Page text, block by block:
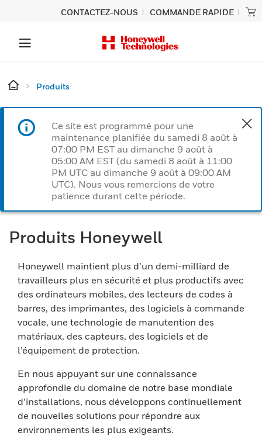
CONTACTEZ-NOUS COMMANDE RAPIDE
Produits
Ce site est programmé pour une
maintenance planifiée du samedi 8 août à
07:00 PM EST au dimanche 9 août à
05:00 AM EST (du samedi 8 août à 11:00
PM UTC au dimanche 9 août à 09:00 AM
UTC). Nous vous remercions de votre
patience durant cette période.
Produits Honeywell
Honeywell maintient plus d’un demi-milliard de
travailleurs plus en sécurité et plus productifs avec
des ordinateurs mobiles, des lecteurs de codes à
barres, des imprimantes, des logiciels à commande
vocale, une technologie de manutention des
matériaux, des capteurs, des logiciels et de
l’équipement de protection.
En nous appuyant sur une connaissance
approfondie du domaine de notre base mondiale
d’installations, nous développons continuellement
de nouvelles solutions pour répondre aux
environnements les plus exigeants.